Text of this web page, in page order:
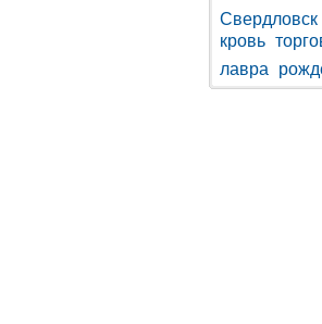
Свердловск
кровь
лавра